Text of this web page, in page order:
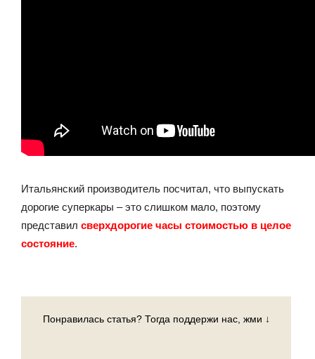
Итальянский производитель посчитал, что выпускать
дорогие суперкары – это слишком мало, поэтому
представил сверхдорогие часы стоимостью в целое
состояние.
Понравилась статья? Тогда поддержи нас, жми ↓